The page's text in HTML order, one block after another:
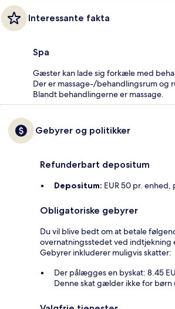
Interessante fakta
Spa
Gæster kan lade sig forkæle med
Der er massage-/behandlingsrum og
Blandt behandlingerne er massage.
Gebyrer og politikker
Refunderbart depositum
Depositum: EUR 50 pr. enhed,
Obligatoriske gebyrer
Du vil blive bedt om at betale
overnatningsstedet ved indtjekning
Gebyrer inkluderer muligvis skatter:
Der pålægges en byskat: 8.45
Denne skat gælder ikke for børn